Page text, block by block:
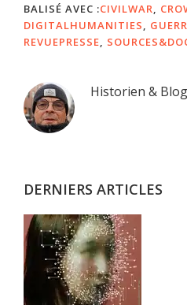
BALISÉ AVEC :CIVILWAR,
DIGITALHUMANITIES,
REVUEPRESSE,
Barre
latérale
Historien &
DERNIERS ARTICLES